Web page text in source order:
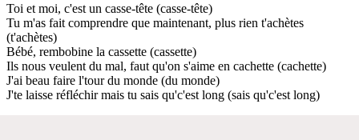
Toi et moi, c'est un casse-tête (casse-tête)
Tu m'as fait comprendre que maintenant, plus rien t'achètes
(t'achètes)
Bébé, rembobine la cassette (cassette)
Ils nous veulent du mal, faut qu'on s'aime en cachette (cachette)
J'ai beau faire l'tour du monde (du monde)
J'te laisse réfléchir mais tu sais qu'c'est long (sais qu'c'est long)